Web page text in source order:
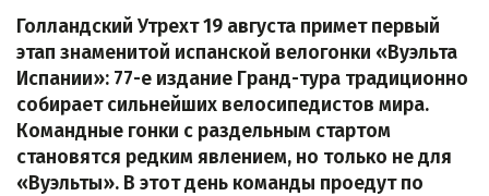
Голландский Утрехт 19 августа примет первый
этап знаменитой испанской велогонки «Вуэльта
Испании»: 77-е издание Гранд-тура традиционно
собирает сильнейших велосипедистов мира.
Командные гонки с раздельным стартом
становятся редким явлением, но только не для
«Вуэльты». В этот день команды проедут по